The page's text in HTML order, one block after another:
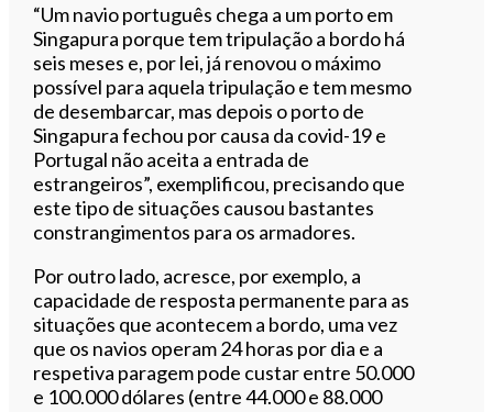
“Um navio português chega a um porto em
Singapura porque tem tripulação a bordo há
seis meses e, por lei, já renovou o máximo
possível para aquela tripulação e tem mesmo
de desembarcar, mas depois o porto de
Singapura fechou por causa da covid-19 e
Portugal não aceita a entrada de
estrangeiros”, exemplificou, precisando que
este tipo de situações causou bastantes
constrangimentos para os armadores.
Por outro lado, acresce, por exemplo, a
capacidade de resposta permanente para as
situações que acontecem a bordo, uma vez
que os navios operam 24 horas por dia e a
respetiva paragem pode custar entre 50.000
e 100.000 dólares (entre 44.000 e 88.000